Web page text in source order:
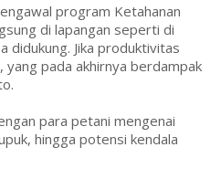
program Ketahanan
di lapangan seperti di
didukung. Jika produktivitas
pada akhirnya berdampak
para petani mengenai
hingga potensi kendala